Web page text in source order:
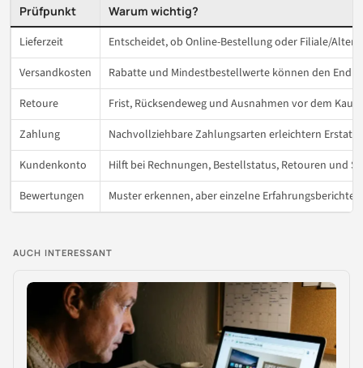
Prüfpunkt Warum wichtig?
Lieferzeit
Entscheidet, ob Online-Bestellung oder Filiale/
Versandkosten
Rabatte und Mindestbestellwerte können den
Retoure
Frist, Rücksendeweg und Ausnahmen vor dem Kauf
Zahlung
Nachvollziehbare Zahlungsarten erleichtern
Kundenkonto
Hilft bei Rechnungen, Bestellstatus, Retouren und
Bewertungen
Muster erkennen, aber einzelne Erfahrungsberichte
AUCH INTERESSANT